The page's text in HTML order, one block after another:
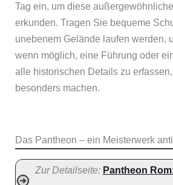
Tag ein, um diese
erkunden. Tragen Sie bequeme
unebenem Gelände laufen werden,
wenn möglich, eine Führung oder
alle historischen Details zu
besonders machen.
Das Pantheon – ein Meisterwerk
Zur Detailseite: Pantheon